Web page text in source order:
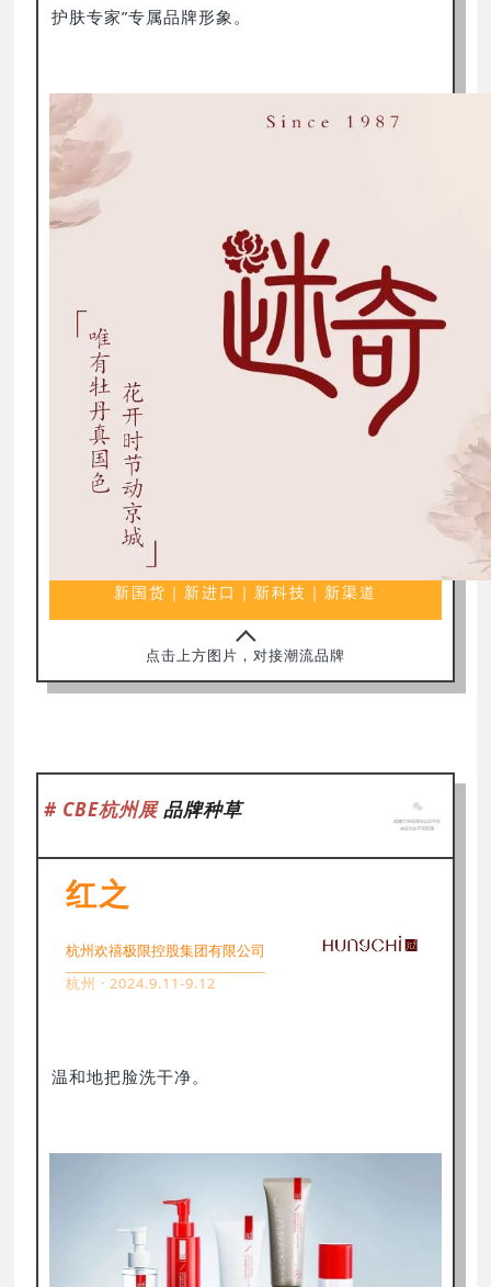
护肤专家”专属品牌形象。
新国货｜新进口｜新科技｜新渠道
点击上方图片，对接潮流品牌
# CBE杭州展 品牌种草
红之
杭州欢禧极限控股集团有限公司
杭州 · 2024.9.11-9.12
温和地把脸洗干净。